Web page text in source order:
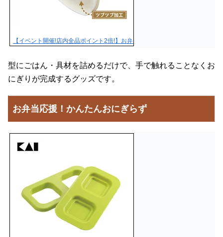
【イベント開催!店内全品ポイント2倍!】お弁当グッズ エンボス加工 三角お
型にごはん・具材を詰めるだけで、手で触れることなくお
にぎりが完成するグッズです。
お弁当応援！かんたんおにぎらず